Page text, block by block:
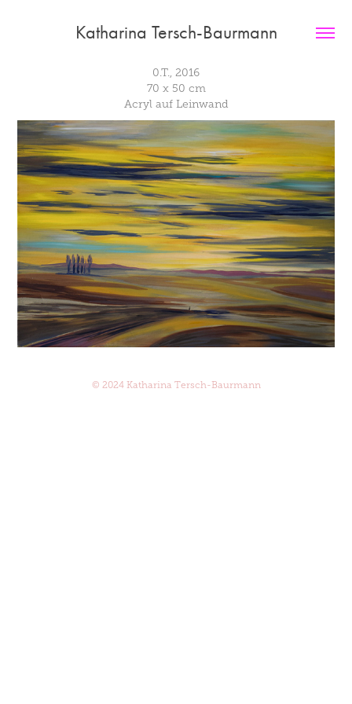
Katharina Tersch-Baurmann
0.T., 2016
70 x 50 cm
Acryl auf Leinwand
© 2024 Katharina Tersch-Baurmann